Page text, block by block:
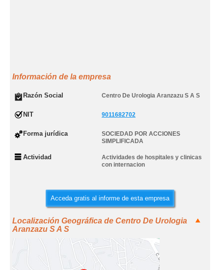
Información de la empresa
Razón Social Centro De Urologia Aranzazu S A S
NIT 9011682702
Forma jurídica
SOCIEDAD POR ACCIONES
SIMPLIFICADA
Actividad
Actividades de hospitales y clinicas
con internacion
Acceda gratis al informe de esta empresa
Localización Geográfica de Centro De Urologia
Aranzazu S A S